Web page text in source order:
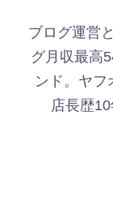
ブログ運営
グ月収最高
ンド。ヤフ
店長歴